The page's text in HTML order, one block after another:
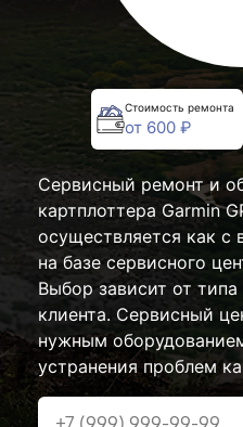
Стоимость ремонта
от 600 ₽
Сервисный ремонт и
картплоттера Garmin
осуществляется как
на базе сервисного
Выбор зависит от
клиента. Сервисный
нужным
устранения проблем